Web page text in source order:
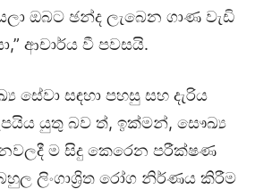
ඔබට ඡන්ද ලැබෙන ගාණ වැඩි
ආචාර්ය වී පවසයි.
සඳහා පහසු සහ දැරිය
යුතු බව ත්, ඉක්මන්, සෞඛ්‍ය
ම සිදු කෙරෙන පරීක්ෂණ
ලිංගාශ්‍රිත රෝග නිර්ණය කිරීම